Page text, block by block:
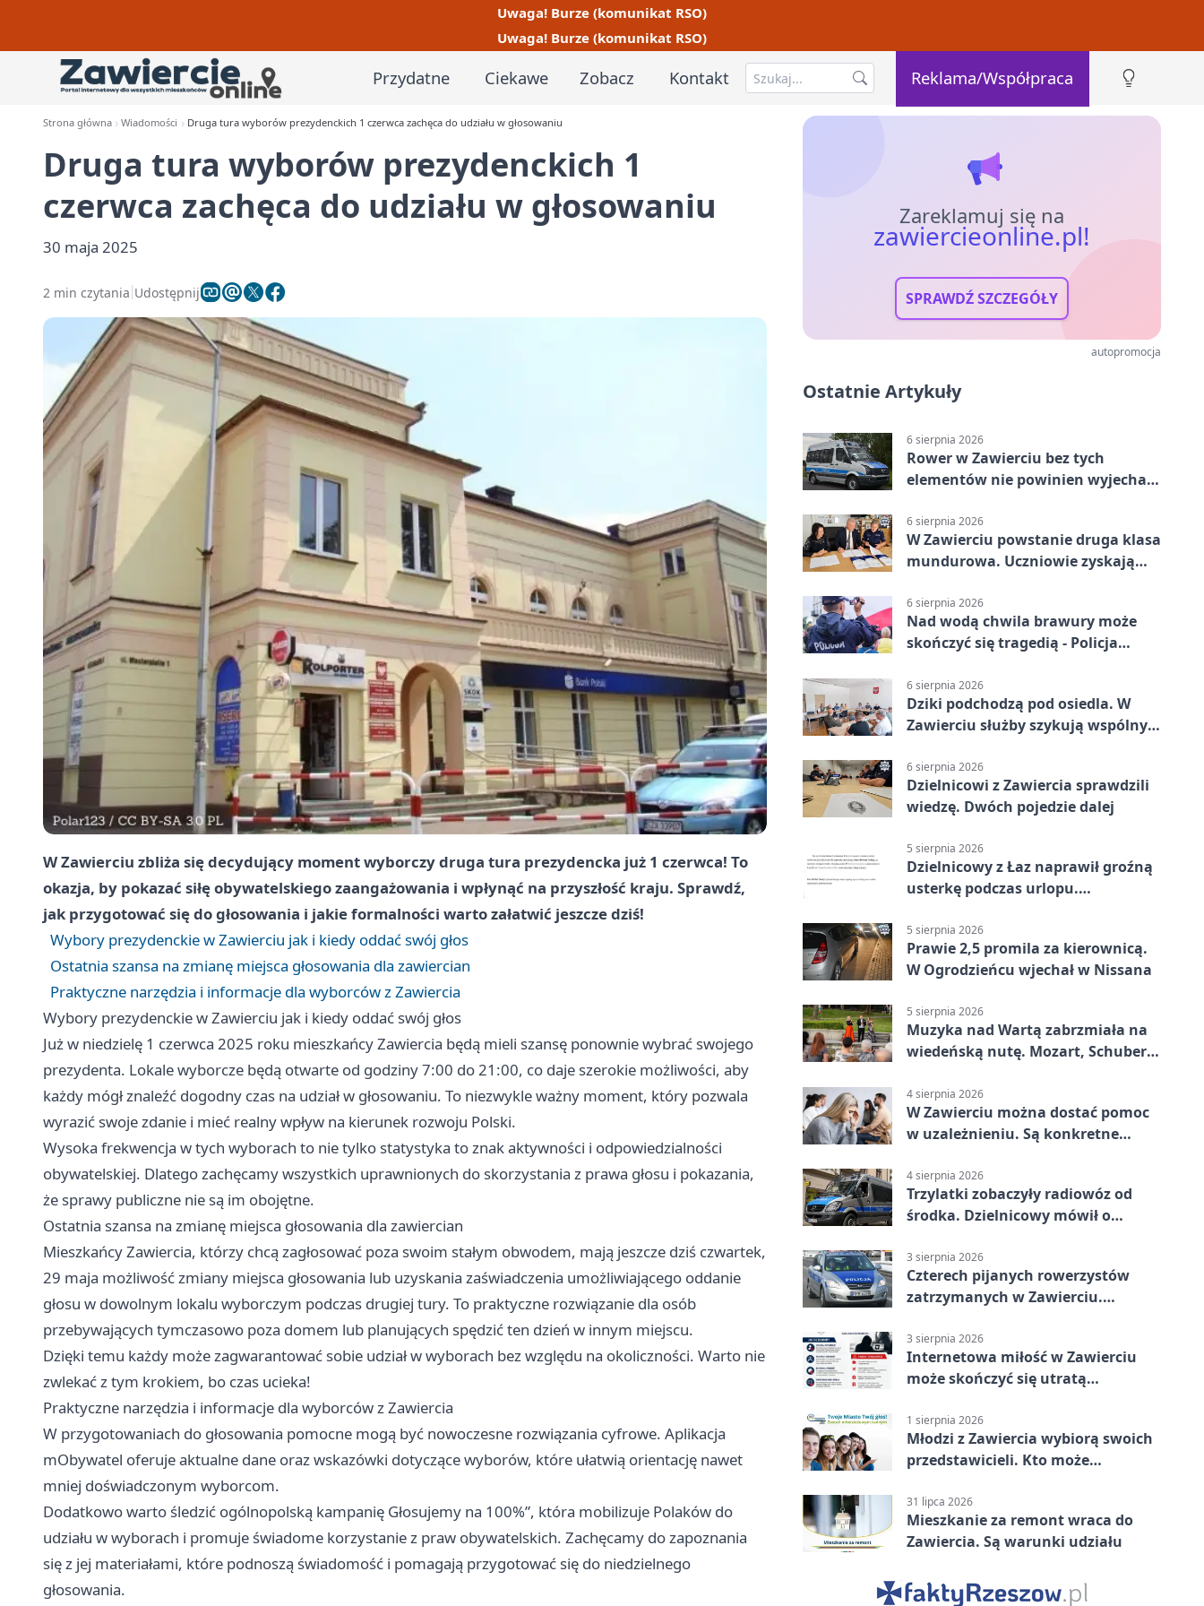
Uwaga! Burze (komunikat RSO)
Uwaga! Burze (komunikat RSO)
Przydatne Ciekawe Zobacz Kontakt Reklama/Współpraca
Strona główna Wiadomości Druga tura wyborów prezydenckich 1 czerwca zachęca do udziału w głosowaniu
Druga tura wyborów prezydenckich 1
czerwca zachęca do udziału w głosowaniu
30 maja 2025
2 min czytania Udostępnij
W Zawierciu zbliża się decydujący moment wyborczy druga tura prezydencka już 1 czerwca! To
okazja, by pokazać siłę obywatelskiego zaangażowania i wpłynąć na przyszłość kraju. Sprawdź,
jak przygotować się do głosowania i jakie formalności warto załatwić jeszcze dziś!
Wybory prezydenckie w Zawierciu jak i kiedy oddać swój głos
Ostatnia szansa na zmianę miejsca głosowania dla zawiercian
Praktyczne narzędzia i informacje dla wyborców z Zawiercia
Wybory prezydenckie w Zawierciu jak i kiedy oddać swój głos
Już w niedzielę 1 czerwca 2025 roku mieszkańcy Zawiercia będą mieli szansę ponownie wybrać swojego
prezydenta. Lokale wyborcze będą otwarte od godziny 7:00 do 21:00, co daje szerokie możliwości, aby
każdy mógł znaleźć dogodny czas na udział w głosowaniu. To niezwykle ważny moment, który pozwala
wyrazić swoje zdanie i mieć realny wpływ na kierunek rozwoju Polski.
Wysoka frekwencja w tych wyborach to nie tylko statystyka to znak aktywności i odpowiedzialności
obywatelskiej. Dlatego zachęcamy wszystkich uprawnionych do skorzystania z prawa głosu i pokazania,
że sprawy publiczne nie są im obojętne.
Ostatnia szansa na zmianę miejsca głosowania dla zawiercian
Mieszkańcy Zawiercia, którzy chcą zagłosować poza swoim stałym obwodem, mają jeszcze dziś czwartek,
29 maja możliwość zmiany miejsca głosowania lub uzyskania zaświadczenia umożliwiającego oddanie
głosu w dowolnym lokalu wyborczym podczas drugiej tury. To praktyczne rozwiązanie dla osób
przebywających tymczasowo poza domem lub planujących spędzić ten dzień w innym miejscu.
Dzięki temu każdy może zagwarantować sobie udział w wyborach bez względu na okoliczności. Warto nie
zwlekać z tym krokiem, bo czas ucieka!
Praktyczne narzędzia i informacje dla wyborców z Zawiercia
W przygotowaniach do głosowania pomocne mogą być nowoczesne rozwiązania cyfrowe. Aplikacja
mObywatel oferuje aktualne dane oraz wskazówki dotyczące wyborów, które ułatwią orientację nawet
mniej doświadczonym wyborcom.
Dodatkowo warto śledzić ogólnopolską kampanię Głosujemy na 100%”, która mobilizuje Polaków do
udziału w wyborach i promuje świadome korzystanie z praw obywatelskich. Zachęcamy do zapoznania
się z jej materiałami, które podnoszą świadomość i pomagają przygotować się do niedzielnego
głosowania.
Zareklamuj się na
zawiercieonline.pl!
SPRAWDŹ SZCZEGÓŁY
autopromocja
Ostatnie Artykuły
6 sierpnia 2026
Rower w Zawierciu bez tych
elementów nie powinien wyjechać
6 sierpnia 2026
W Zawierciu powstanie druga klasa
mundurowa. Uczniowie zyskają
6 sierpnia 2026
Nad wodą chwila brawury może
skończyć się tragedią - Policja
6 sierpnia 2026
Dziki podchodzą pod osiedla. W
Zawierciu służby szykują wspólny
6 sierpnia 2026
Dzielnicowi z Zawiercia sprawdzili
wiedzę. Dwóch pojedzie dalej
5 sierpnia 2026
Dzielnicowy z Łaz naprawił groźną
usterkę podczas urlopu.
5 sierpnia 2026
Prawie 2,5 promila za kierownicą.
W Ogrodzieńcu wjechał w Nissana
5 sierpnia 2026
Muzyka nad Wartą zabrzmiała na
wiedeńską nutę. Mozart, Schubert i
4 sierpnia 2026
W Zawierciu można dostać pomoc
w uzależnieniu. Są konkretne
4 sierpnia 2026
Trzylatki zobaczyły radiowóz od
środka. Dzielnicowy mówił o
3 sierpnia 2026
Czterech pijanych rowerzystów
zatrzymanych w Zawierciu.
promila
3 sierpnia 2026
Internetowa miłość w Zawierciu
może skończyć się utratą
1 sierpnia 2026
Młodzi z Zawiercia wybiorą swoich
przedstawicieli. Kto może
31 lipca 2026
Mieszkanie za remont wraca do
Zawiercia. Są warunki udziału